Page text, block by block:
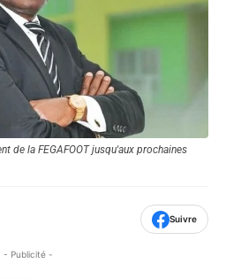
de la FEGAFOOT jusqu'aux prochaines
Suivre
- Publicité -